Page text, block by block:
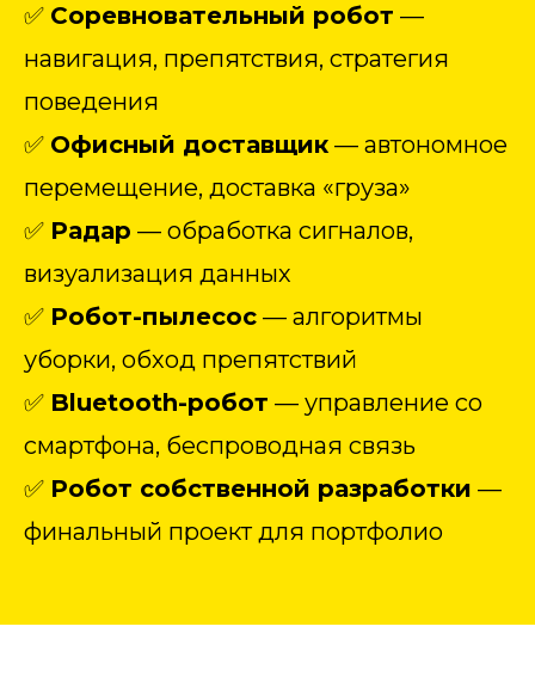
✅ Соревновательный робот —
навигация, препятствия, стратегия
поведения
✅ Офисный доставщик — автономное
перемещение, доставка «груза»
✅ Радар — обработка сигналов,
визуализация данных
✅ Робот-пылесос — алгоритмы
уборки, обход препятствий
✅ Bluetooth-робот — управление со
смартфона, беспроводная связь
✅ Робот собственной разработки —
финальный проект для портфолио